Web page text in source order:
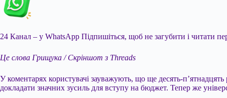
24 Канал – у WhatsApp Підпишіться, щоб не загубити і читати
Це слова Грищука / Скріншот з Threads
У коментарях користувачі зауважують, що ще десять-
докладати значних зусиль для вступу на бюджет. Тепер же